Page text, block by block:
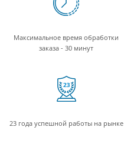
Максимальное время обработки
заказа - 30 минут
23 года успешной работы на рынке